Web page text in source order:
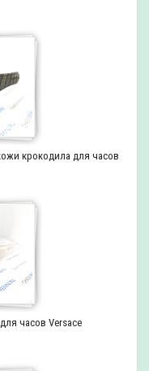
крокодила для часов
часов Versace